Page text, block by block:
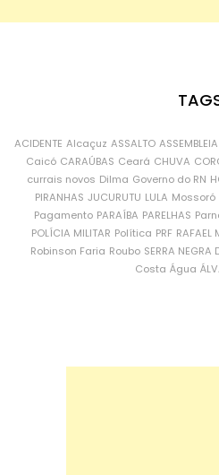
ACIDENTE Alcaçuz ASSALTO
Caicó CARAÚBAS Ceará CHUVA
currais novos Dilma Governo do RN
PIRANHAS JUCURUTU LULA Mossoró
Pagamento PARAÍBA PARELHAS
POLÍCIA MILITAR Política PRF RAFAEL
Robinson Faria Roubo SERRA NEGRA
Costa Água